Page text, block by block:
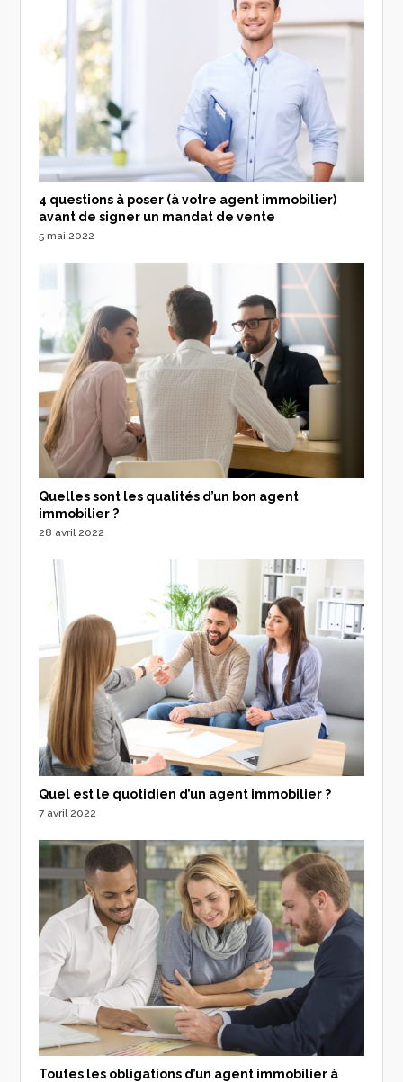
4 questions à poser (à votre agent immobilier)
avant de signer un mandat de vente
5 mai 2022
Quelles sont les qualités d’un bon agent
immobilier ?
28 avril 2022
Quel est le quotidien d’un agent immobilier ?
7 avril 2022
Toutes les obligations d’un agent immobilier à